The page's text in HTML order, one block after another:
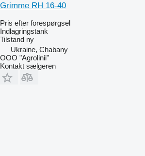
Grimme RH 16-40
Pris efter forespørgsel
Indlagringstank
Tilstand ny
Ukraine, Chabany
OOO "Agrolinii"
Kontakt sælgeren